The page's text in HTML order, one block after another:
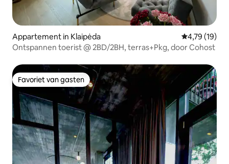
Appartement in Klaipėda Gemiddelde
4,79 (19)
Ontspannen toerist @ 2BD/2BH, terras+Pkg, door Cohost
Favoriet van gasten
Favoriet van gasten